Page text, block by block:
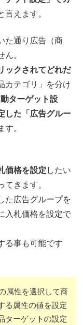
えます。
た通り広告（商
。
ックされてどれだ
カテゴリ」を分け
動ターゲット設
した「広告グルー
。
価格を設定したい
きます。
た広告グループを
入札価格を設定で
る事も可能です
属性を選択して商
る属性の値を設定
ターゲットの設定